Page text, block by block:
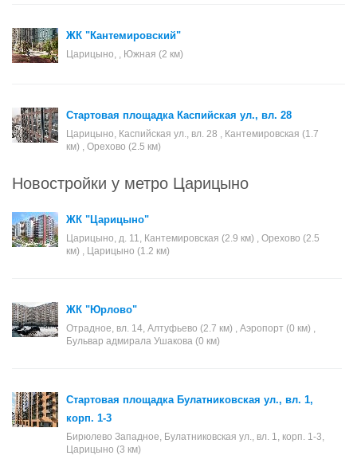
ЖК "Кантемировский"
Царицыно, , Южная (2 км)
Стартовая площадка Каспийская ул., вл. 28
Царицыно, Каспийская ул., вл. 28 , Кантемировская (1.7
км) , Орехово (2.5 км)
Новостройки у метро Царицыно
ЖК "Царицыно"
Царицыно, д. 11, Кантемировская (2.9 км) , Орехово (2.5
км) , Царицыно (1.2 км)
ЖК "Юрлово"
Отрадное, вл. 14, Алтуфьево (2.7 км) , Аэропорт (0 км) ,
Бульвар адмирала Ушакова (0 км)
Стартовая площадка Булатниковская ул., вл. 1,
корп. 1-3
Бирюлево Западное, Булатниковская ул., вл. 1, корп. 1-3,
Царицыно (3 км)